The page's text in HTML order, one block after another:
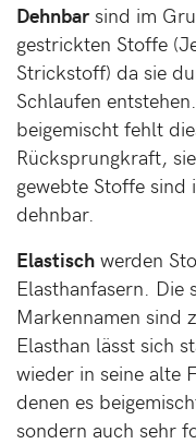
Dehnbarsind im
gestrickten Stoffe
Strickstoff) da sie
Schlaufen
beigemischt fehlt
Rücksprungkraft,
gewebte Stoffe sind
dehnbar.
Elastisch werden
Elasthanfasern. Die
Markennamen sind
Elasthan lässt sich
wieder in seine alte
denen es
sondern auch sehr